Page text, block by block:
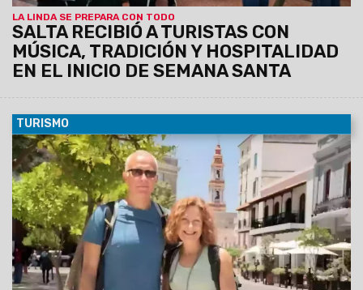
LA LINDA SE PREPARA CON TODO
SALTA RECIBIÓ A TURISTAS CON
MÚSICA, TRADICIÓN Y HOSPITALIDAD
EN EL INICIO DE SEMANA SANTA
TURISMO
13/01/2026 El verano se vive en Salta con actividades
para disfrutar en toda la provincia Ministerio de Turismo y
Deportes Noticias de Salta Turismo 12/01/2026 16:43 Del
lunes 12 al domingo 18 de enero, municipios de las siete
regiones turísticas ofrecen una amplia agenda de
propuestas culturales, recreativas, deportivas y
gastronómicas, en el marco del Calendario Turístico de
Verano. El verano se vive en Salta con actividades para
disfrutar en toda la provincia Foto de archivo. Durante el